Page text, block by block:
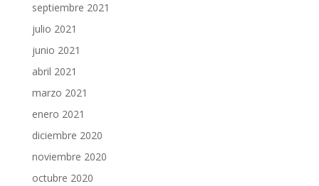
septiembre 2021
julio 2021
junio 2021
abril 2021
marzo 2021
enero 2021
diciembre 2020
noviembre 2020
octubre 2020